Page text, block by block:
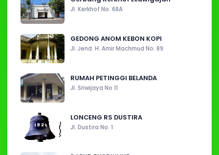
Jl. Kerkhof No. 68A
GEDONG ANOM KEBON KOPI
Jl. Jend. H. Amir Machmud No. 89
RUMAH PETINGGI BELANDA
Jl. Sriwijaya No 11
LONCENG RS DUSTIRA
Jl. Dustira No. 1